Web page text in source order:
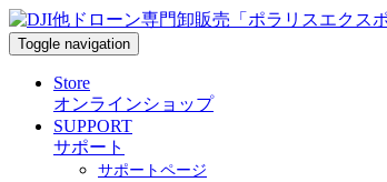
Toggle navigation
Store
オンラインショップ
SUPPORT
サポート
サポートページ